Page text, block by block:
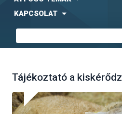
KAPCSOLAT
Tájékoztató a